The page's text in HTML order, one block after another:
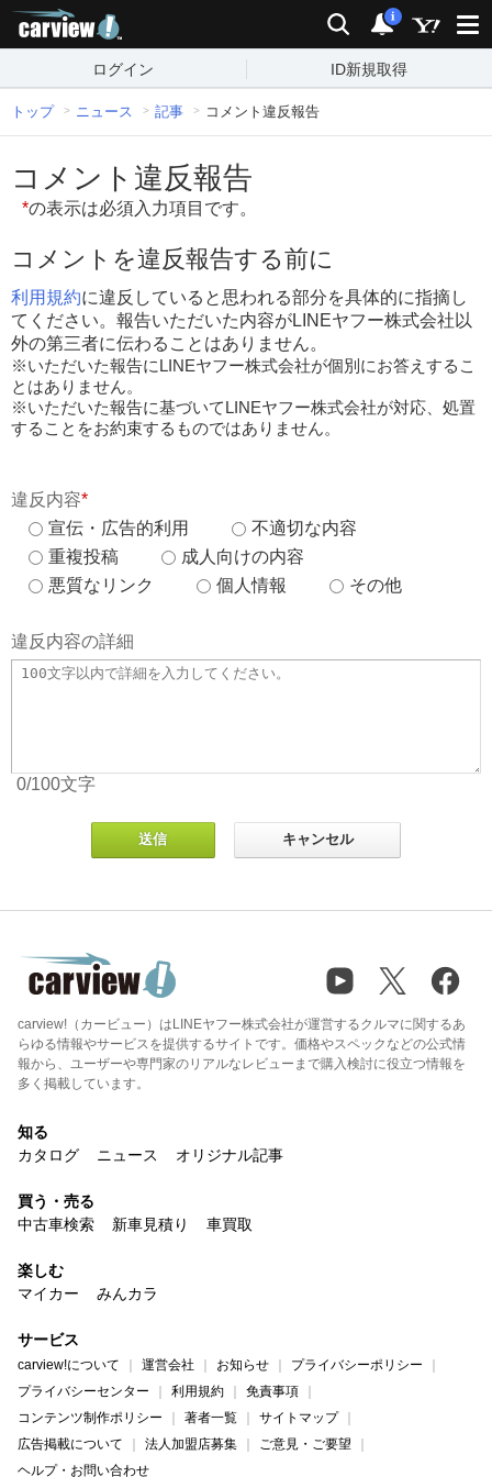
検索 通知
i
ログイン ID新規取得
トップ ニュース 記事 コメント違反報告
コメント違反報告
*の表示は必須入力項目です。
コメントを違反報告する前に
利用規約に違反していると思われる部分を具体的に指摘し
てください。報告いただいた内容がLINEヤフー株式会社以
外の第三者に伝わることはありません。
※いただいた報告にLINEヤフー株式会社が個別にお答えするこ
とはありません。
※いただいた報告に基づいてLINEヤフー株式会社が対応、処置
することをお約束するものではありません。
違反内容*
宣伝・広告的利用
不適切な内容
重複投稿
成人向けの内容
悪質なリンク
個人情報 その他
違反内容の詳細
0/100文字
carview!（カービュー）はLINEヤフー株式会社が運営するクルマに関するあ
らゆる情報やサービスを提供するサイトです。価格やスペックなどの公式情
報から、ユーザーや専門家のリアルなレビューまで購入検討に役立つ情報を
多く掲載しています。
知る
カタログ
ニュース オリジナル記事
買う・売る
中古車検索
新車見積り 車買取
楽しむ
マイカー
みんカラ
サービス
carview!について 運営会社 お知らせ
プライバシーポリシー
プライバシーセンター
利用規約
免責事項
コンテンツ制作ポリシー
著者一覧
サイトマップ
広告掲載について
法人加盟店募集
ご意見・ご要望
ヘルプ・お問い合わせ